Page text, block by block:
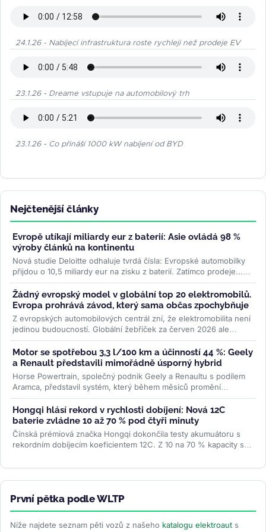
24.1.26 - Nabíjecí infrastruktura roste rychleji než prodeje EV
23.1.26 - Dreame vstupuje na automobilový trh
23.1.26 - Co přináší 1000 kW nabíjení od BYD
Nejčtenější články
Evropě utíkají miliardy eur z baterií: Asie ovládá 98 %
výroby článků na kontinentu
Nová studie Deloitte odhaluje tvrdá čísla: Evropské automobilky
přijdou o 10,5 miliardy eur na zisku z baterií. Zatímco prodeje...
>>
Žádný evropský model v globální top 20 elektromobilů.
Evropa prohrává závod, který sama občas zpochybňuje
Z evropských automobilových centrál zní, že elektromobilita není
jedinou budoucností. Globální žebříček za červen 2026 ale
ukazuje...>>
Motor se spotřebou 3,3 l/100 km a účinností 44 %: Geely
a Renault představili mimořádně úsporný hybrid
Horse Powertrain, společný podnik Geely a Renaultu s podílem
Aramca, představil systém, který během měsíců promění
elektromobilovou...>>
Hongqi hlásí rekord v rychlosti dobíjení: Nová 12C
baterie zvládne 10 až 70 % pod čtyři minuty
Čínská prémiová značka Hongqi dokončila testy akumuátoru s
rekordním dobíjecím koeficientem 12C. Z 10 na 70 % kapacity se
První pětka podle WLTP
Níže najdete seznam pěti vozů z našeho katalogu elektroaut s